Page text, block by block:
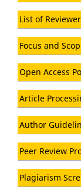
List of
Focus and
Open Access
Article
Author
Peer Review
Plagiarism